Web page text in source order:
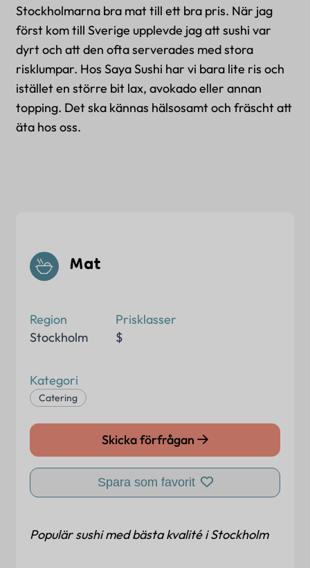
Stockholmarna bra mat till ett bra pris. När jag
först kom till Sverige upplevde jag att sushi var
dyrt och att den ofta serverades med stora
risklumpar. Hos Saya Sushi har vi bara lite ris och
istället en större bit lax, avokado eller annan
topping. Det ska kännas hälsosamt och fräscht att
äta hos oss.
Mat
Skicka förfrågan
Spara som favorit
Region
Stockholm
Prisklasser
$
Kategori
Catering
Populär sushi med bästa kvalité i Stockholm